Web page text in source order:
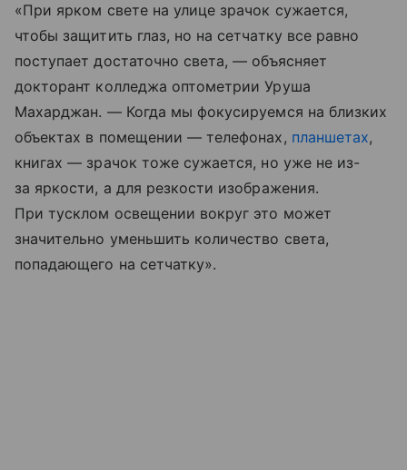
«При ярком свете на улице зрачок сужается,
чтобы защитить глаз, но на сетчатку все равно
поступает достаточно света, — объясняет
докторант колледжа оптометрии Уруша
Махарджан. — Когда мы фокусируемся на близких
объектах в помещении — телефонах, планшетах,
книгах — зрачок тоже сужается, но уже не из-
за яркости, а для резкости изображения.
При тусклом освещении вокруг это может
значительно уменьшить количество света,
попадающего на сетчатку».